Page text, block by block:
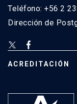
Teléfono: +56 2
Dirección de
ACREDITACIÓN